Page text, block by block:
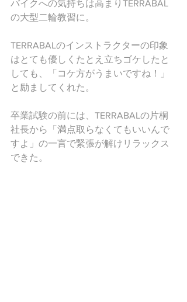
バイクへの気持ちは高まりTERRABAL
の大型二輪教習に。
TERRABALのインストラクターの印象
はとても優しくたとえ立ちゴケしたと
しても、「コケ方がうまいですね！」
と励ましてくれた。
​卒業試験の前には、TERRABALの片桐
社長から「満点取らなくてもいいんで
すよ」の一言で緊張が解けリラックス
できた。